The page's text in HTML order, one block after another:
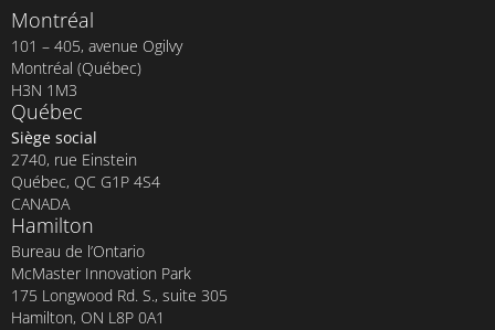
Montréal
101 – 405, avenue Ogilvy
Montréal (Québec)
H3N 1M3
Québec
Siège social
2740, rue Einstein
Québec, QC G1P 4S4
CANADA
Hamilton
Bureau de l’Ontario
McMaster Innovation Park
175 Longwood Rd. S., suite 305
Hamilton, ON L8P 0A1